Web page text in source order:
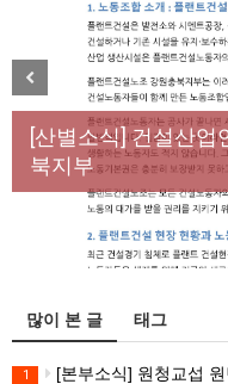
[성명] 막을 수 있었
년노동자 사망사고
대책 마련하라
[산별소식] 건설산업
북지부
Previous
많이 본 글 태그
1 [본부소식] 원청교섭 원년. 초기업교섭